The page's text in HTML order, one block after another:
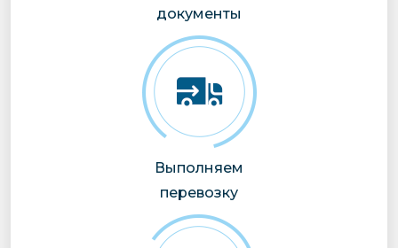
документы
Выполняем
перевозку